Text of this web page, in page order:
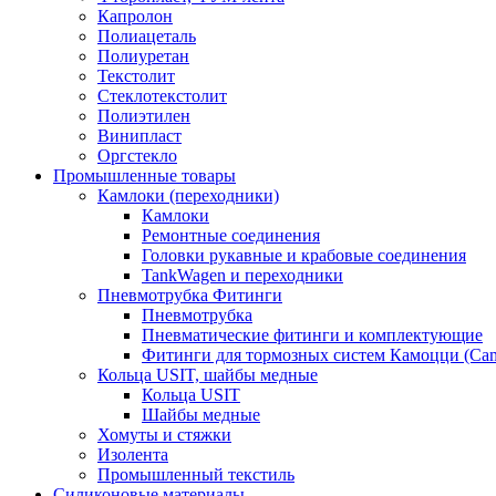
Капролон
Полиацеталь
Полиуретан
Текстолит
Стеклотекстолит
Полиэтилен
Винипласт
Оргстекло
Промышленные товары
Камлоки (переходники)
Камлоки
Ремонтные соединения
Головки рукавные и крабовые соединения
TankWagen и переходники
Пневмотрубка Фитинги
Пневмотрубка
Пневматические фитинги и комплектующие
Фитинги для тормозных систем Камоцци
Кольца USIT, шайбы медные
Кольца USIT
Шайбы медные
Хомуты и стяжки
Изолента
Промышленный текстиль